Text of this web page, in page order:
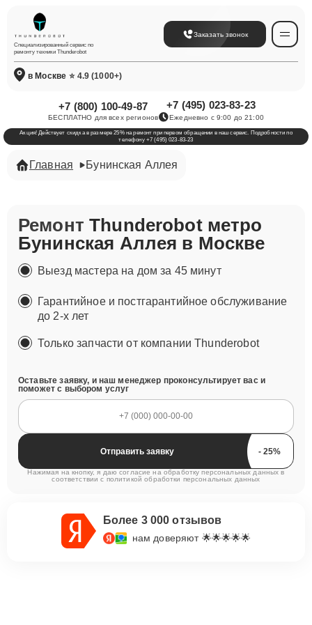
Специализированный сервис по
ремонту техники Thunderobot
Заказать звонок
в Москве ⭐ 4.9 (1000+)
+7 (800) 100-49-87
БЕСПЛАТНО для всех регионов
+7 (495) 023-83-23
Ежедневно с 9:00 до 21:00
Акция! Действует скидка в размере 25% на ремонт при первом обращении в наш сервис. Подробности по
телефону +7 (495) 023-83-23
Главная ​Бунинская Аллея
РемонтThunderobot метро ​
Бунинская Аллея в Москве
Выезд мастера на дом за 45 минут
Гарантийное и постгарантийное обслуживание
до 2-х лет
Только запчасти от компании Thunderobot
Оставьте заявку, и наш менеджер проконсультирует вас и
поможет с выбором услуг
Отправить заявку
Нажимая на кнопку, я даю согласие на обработку персональных данных в
соответствии с политикой обработки персональных данных
Более 3 000 отзывов
нам доверяют 🌟🌟🌟🌟🌟